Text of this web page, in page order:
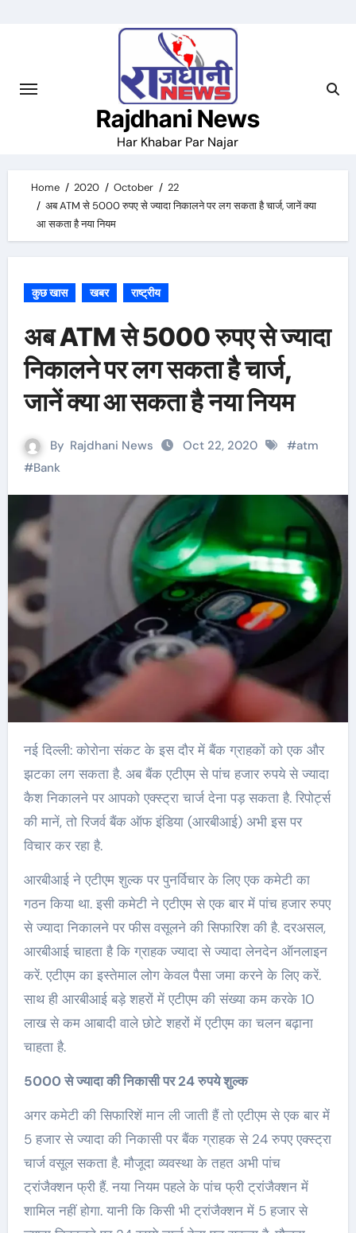
Rajdhani News
Har Khabar Par Najar
Home 2020 October
22
अब ATM से 5000 रुपए से ज्यादा निकालने पर लग सकता है चार्ज, जानें क्या
आ सकता है नया नियम
कुछ खास खबर राष्ट्रीय
अब ATM से 5000 रुपए से ज्यादा
निकालने पर लग सकता है चार्ज,
जानें क्या आ सकता है नया नियम
By Rajdhani News Oct 22, 2020 #atm
#Bank
नई दिल्ली: कोरोना संकट के इस दौर में बैंक ग्राहकों को एक और
झटका लग सकता है. अब बैंक एटीएम से पांच हजार रुपये से ज्यादा
कैश निकालने पर आपको एक्स्ट्रा चार्ज देना पड़ सकता है. रिपोर्ट्स
की मानें, तो रिजर्व बैंक ऑफ इंडिया (आरबीआई) अभी इस पर
विचार कर रहा है.
आरबीआई ने एटीएम शुल्क पर पुनर्विचार के लिए एक कमेटी का
गठन किया था. इसी कमेटी ने एटीएम से एक बार में पांच हजार रुपए
से ज्यादा निकालने पर फीस वसूलने की सिफारिश की है. दरअसल,
आरबीआई चाहता है कि ग्राहक ज्यादा से ज्यादा लेनदेन ऑनलाइन
करें. एटीएम का इस्तेमाल लोग केवल पैसा जमा करने के लिए करें.
साथ ही आरबीआई बड़े शहरों में एटीएम की संख्या कम करके 10
लाख से कम आबादी वाले छोटे शहरों में एटीएम का चलन बढ़ाना
चाहता है.
5000 से ज्यादा की निकासी पर 24 रुपये शुल्क
अगर कमेटी की सिफारिशें मान ली जाती हैं तो एटीएम से एक बार में
5 हजार से ज्यादा की निकासी पर बैंक ग्राहक से 24 रुपए एक्स्ट्रा
चार्ज वसूल सकता है. मौजूदा व्यवस्था के तहत अभी पांच
ट्रांजैक्शन फ्री हैं. नया नियम पहले के पांच फ्री ट्रांजैक्शन में
शामिल नहीं होगा. यानी कि किसी भी ट्रांजैक्शन में 5 हजार से